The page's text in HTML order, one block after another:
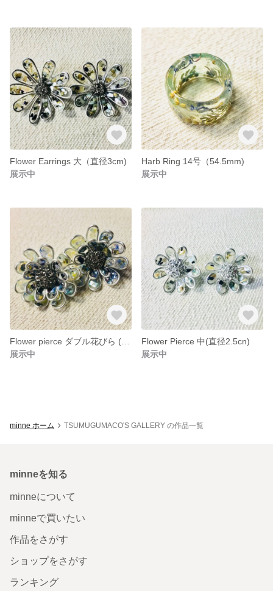
Flower Earrings 大（直径3cm)
展示中
Harb Ring 14号（54.5mm)
展示中
展示中
Flower Pierce 中(直径2.5cn)
展示中
minne ホーム TSUMUGUMACO'S GALLERY の作品一覧
minneを知る
minneについて
minneで買いたい
作品をさがす
ショップをさがす
ランキング